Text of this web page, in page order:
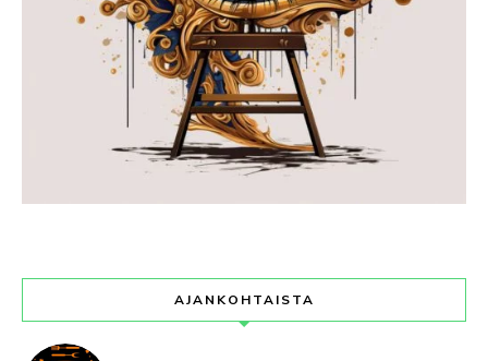
AJANKOHTAISTA